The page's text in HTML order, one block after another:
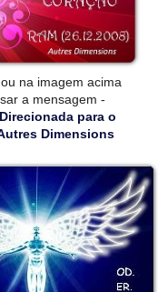
ou na imagem acima
a mensagem -
para o
Dimensions